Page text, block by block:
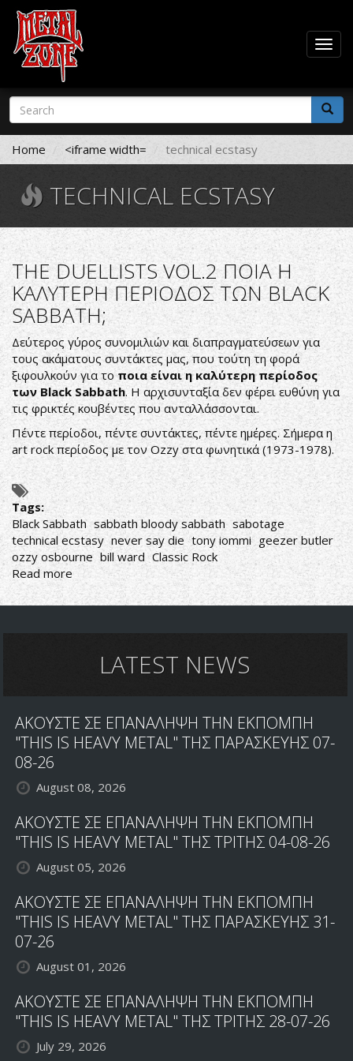
Skip
main
content
Search
form
Search
Home <iframe width= technical ecstasy
TECHNICAL ECSTASY
THE DUELLISTS VOL.2 ΠΟΙΑ Η
ΚΑΛΥΤΕΡΗ ΠΕΡΙΟΔΟΣ ΤΩΝ BLACK
SABBATH;
Δεύτερος γύρος συνομιλιών και διαπραγματεύσεων για
τους ακάματους συντάκτες μας, που τούτη τη φορά
ξιφουλκούν για τοποια είναι η καλύτερη περίοδος
των Black Sabbath. Η αρχισυνταξία δεν φέρει ευθύνη για
τις φρικτές κουβέντες που ανταλλάσσονται.
Πέντε περίοδοι, πέντε συντάκτες, πέντε ημέρες. Σήμερα η
art rock περίοδος με τον Ozzy στα φωνητικά (1973-1978).
Tags:
Black Sabbath sabbath bloody sabbath sabotage
technical ecstasy never say die tony iommi geezer butler
ozzy osbourne bill ward Classic Rock
Read more about
THE
DUELLISTS
ΚΑΛΥΤΕΡΗ
BLACK
SABBATH;
LATEST NEWS
ΑΚΟΥΣΤΕ ΣΕ ΕΠΑΝΑΛΗΨΗ ΤΗΝ ΕΚΠΟΜΠΗ
"THIS IS HEAVY METAL" ΤΗΣ ΠΑΡΑΣΚΕΥΗΣ 07-
08-26
August 08, 2026
ΑΚΟΥΣΤΕ ΣΕ ΕΠΑΝΑΛΗΨΗ ΤΗΝ ΕΚΠΟΜΠΗ
"THIS IS HEAVY METAL" ΤΗΣ ΤΡΙΤΗΣ 04-08-26
August 05, 2026
ΑΚΟΥΣΤΕ ΣΕ ΕΠΑΝΑΛΗΨΗ ΤΗΝ ΕΚΠΟΜΠΗ
"THIS IS HEAVY METAL" ΤΗΣ ΠΑΡΑΣΚΕΥΗΣ 31-
07-26
August 01, 2026
ΑΚΟΥΣΤΕ ΣΕ ΕΠΑΝΑΛΗΨΗ ΤΗΝ ΕΚΠΟΜΠΗ
"THIS IS HEAVY METAL" ΤΗΣ ΤΡΙΤΗΣ 28-07-26
July 29, 2026